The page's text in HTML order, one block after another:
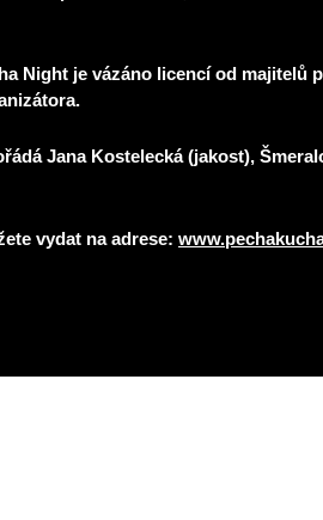
Night je vázáno licencí od majitelů
Jana Kostelecká (jakost),
vydat na adrese: